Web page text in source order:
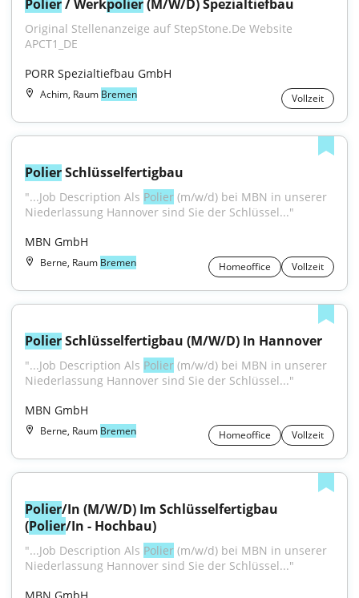
Polier / Werkpolier (M/W/D) Spezialtiefbau
Original Stellenanzeige auf StepStone.De Website
APCT1_DE
PORR Spezialtiefbau GmbH
Achim, Raum Bremen Vollzeit
Polier Schlüsselfertigbau
"...Job Description Als Polier (m/w/d) bei MBN in unserer
Niederlassung Hannover sind Sie der Schlüssel..."
MBN GmbH
Berne, Raum Bremen Homeoffice Vollzeit
Polier Schlüsselfertigbau (M/W/D) In Hannover
"...Job Description Als Polier (m/w/d) bei MBN in unserer
Niederlassung Hannover sind Sie der Schlüssel..."
MBN GmbH
Berne, Raum Bremen Homeoffice Vollzeit
Polier/In (M/W/D) Im Schlüsselfertigbau
(Polier/In - Hochbau)
"...Job Description Als Polier (m/w/d) bei MBN in unserer
Niederlassung Hannover sind Sie der Schlüssel..."